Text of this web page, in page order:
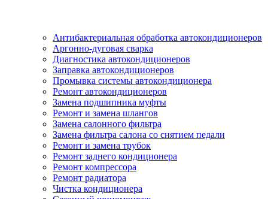
Антибактериальная обработка автокондиционеров
Аргонно-дуговая сварка
Диагностика автокондиционеров
Заправка автокондиционеров
Промывка системы автокондиционера
Ремонт автокондиционеров
Замена подшипника муфты
Ремонт и замена шлангов
Замена салонного фильтра
Замена фильтра салона со снятием педали
Ремонт и замена трубок
Ремонт заднего кондиционера
Ремонт компрессора
Ремонт радиатора
Чистка кондиционера